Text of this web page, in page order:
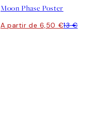
Moon Phase Poster
A partir de 6,50 €13 €